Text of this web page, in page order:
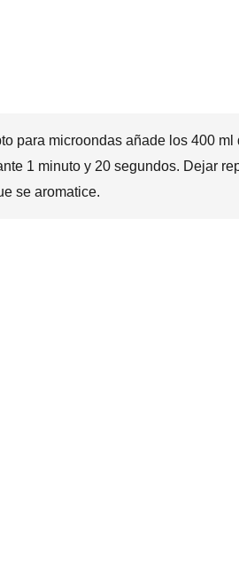
para microondas añade los 400
1 minuto y 20 segundos. Dejar
se aromatice.